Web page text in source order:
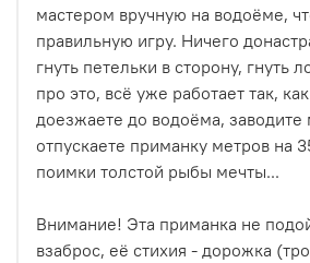
мастером вручную на водоёме,
правильную игру. Ничего
гнуть петельки в сторону, гнуть
про это, всё уже работает так,
доезжаете до водоёма, заводите
отпускаете приманку метров на
поимки толстой рыбы мечты...
Внимание! Эта приманка не
взаброс, её стихия - дорожка